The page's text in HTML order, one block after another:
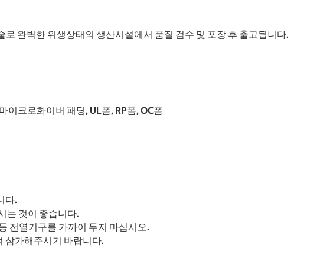
완벽한 위생상태의 생산시설에서 품질 검수 및 포장 후 출고됩니다.
크로화이버 패딩, UL폼, RP폼, OC폼
다.
는 것이 좋습니다.
전열기구를 가까이 두지 마십시오.
삼가해주시기 바랍니다.